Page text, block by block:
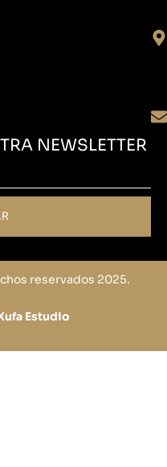
NEWSLETTER
reservados 2025.
Estudio